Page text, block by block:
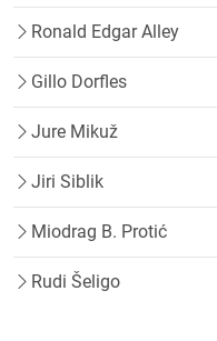
Ronald Edgar Alley
Gillo Dorfles
Jure Mikuž
Jiri Siblik
Miodrag B. Protić
Rudi Šeligo